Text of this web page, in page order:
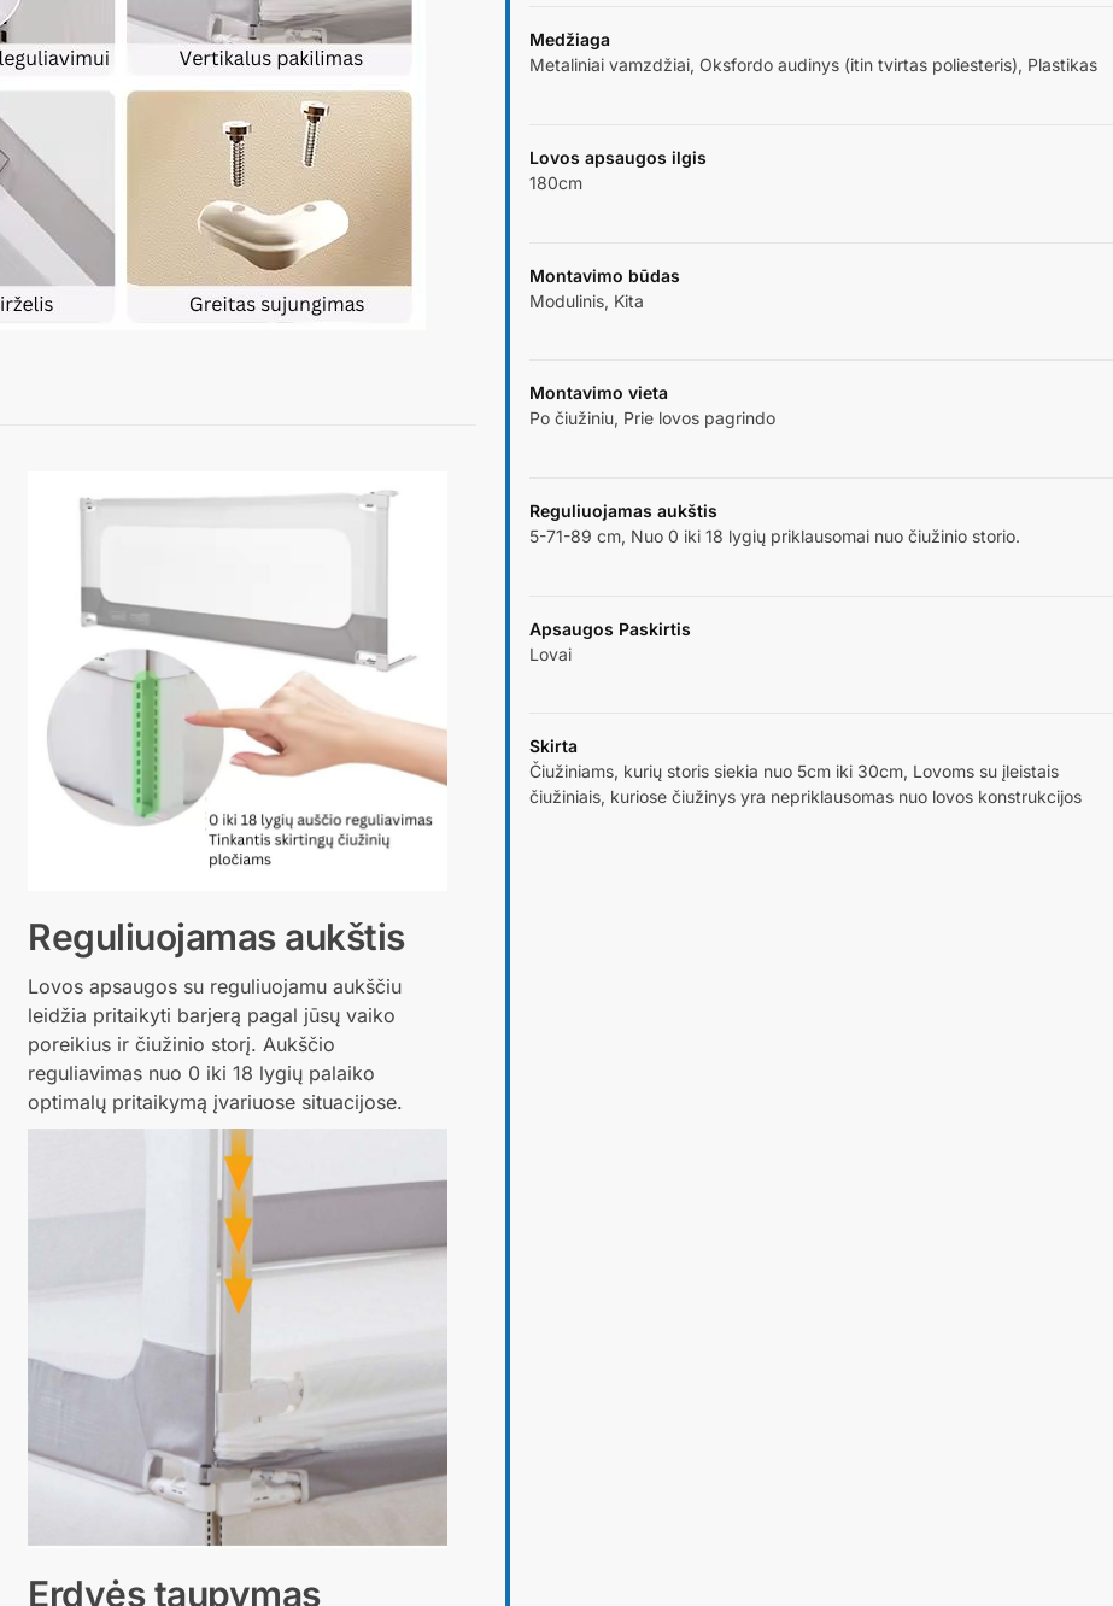
Reguliuojamas aukštis
Lovos apsaugos su reguliuojamu aukščiu
leidžia pritaikyti barjerą pagal jūsų vaiko
poreikius ir čiužinio storį. Aukščio
reguliavimas nuo 0 iki 18 lygių palaiko
optimalų pritaikymą įvariuose situacijose.
Erdvės taupymas
Medžiaga
Metaliniai vamzdžiai, Oksfordo audinys (itin tvirtas poliesteris), Plastikas
Lovos apsaugos ilgis
180cm
Montavimo būdas
Modulinis, Kita
Montavimo vieta
Po čiužiniu, Prie lovos pagrindo
Reguliuojamas aukštis
5-71-89 cm, Nuo 0 iki 18 lygių priklausomai nuo čiužinio storio.
Apsaugos Paskirtis
Lovai
Skirta
Čiužiniams, kurių storis siekia nuo 5cm iki 30cm, Lovoms su įleistais
čiužiniais, kuriose čiužinys yra nepriklausomas nuo lovos konstrukcijos